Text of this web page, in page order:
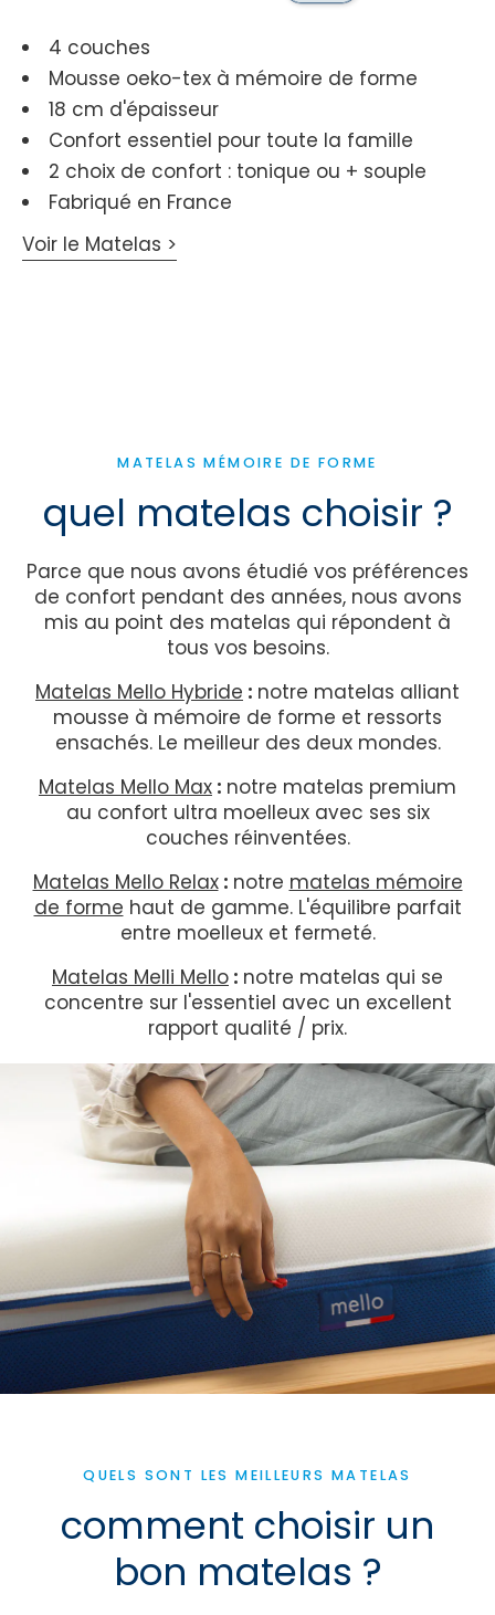
4 couches
Mousse oeko-tex à mémoire de forme
18 cm d'épaisseur
Confort essentiel pour toute la famille
2 choix de confort : tonique ou + souple
Fabriqué en France
Voir le Matelas >
quel matelas choisir ?
MATELAS MÉMOIRE DE FORME
Parce que nous avons étudié vos préférences
de confort pendant des années, nous avons
mis au point des matelas qui répondent à
tous vos besoins.
Matelas Mello Hybride : notre matelas alliant
mousse à mémoire de forme et ressorts
ensachés. Le meilleur des deux mondes.
Matelas Mello Max : notre matelas premium
au confort ultra moelleux avec ses six
couches réinventées.
Matelas Mello Relax: notre matelas mémoire
de forme haut de gamme. L'équilibre parfait
entre moelleux et fermeté.
Matelas Melli Mello : notre matelas qui se
concentre sur l'essentiel avec un excellent
rapport qualité / prix.
comment choisir un
bon matelas ?
QUELS SONT LES MEILLEURS MATELAS